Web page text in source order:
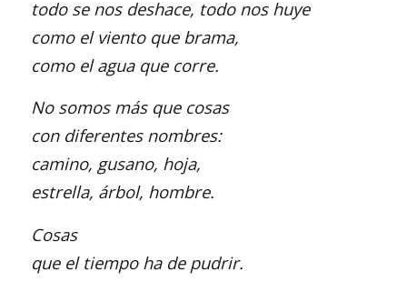
todo se nos deshace, todo nos huye
como el viento que brama,
como el agua que corre.
No somos más que cosas
con diferentes nombres:
camino, gusano, hoja,
estrella, árbol, hombre.
Cosas
que el tiempo ha de pudrir.